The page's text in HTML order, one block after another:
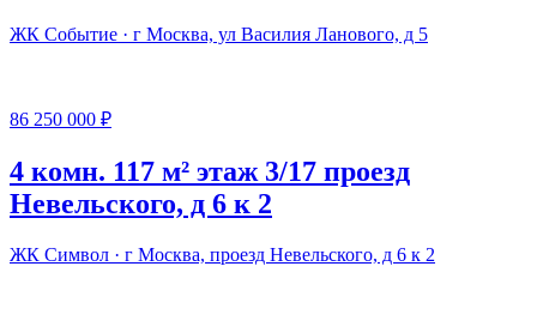
ЖК Событие · г Москва, ул Василия Ланового, д 5
86 250 000 ₽
4 комн. 117 м² этаж 3/17 проезд
Невельского, д 6 к 2
ЖК Символ · г Москва, проезд Невельского, д 6 к 2